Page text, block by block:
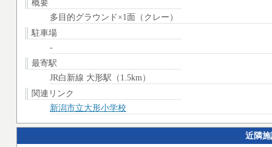
概要
多目的グラウンド×1面（クレー）
駐車場
-
最寄駅
JR白新線 大形駅（1.5km）
関連リンク
新潟市立大形小学校
近隣